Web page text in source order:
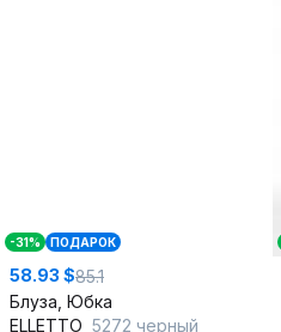
-31% ПОДАРОК
58.93 $85.1
Блуза, Юбка
ELLETTO 5272 черный